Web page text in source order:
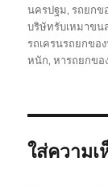
นครปฐม,รถยกข
บริษัทรับเหมาขน
รถเครนรถยกขอ
หนัก,หารถยกขอ
ใส่ความเ